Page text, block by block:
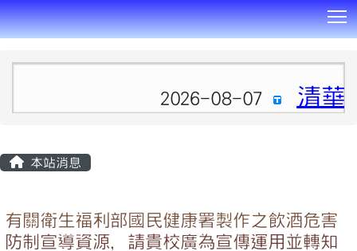
2026-08-07 清華
本站消息
有關衛生福利部國民健康署製作之飲酒危害
防制宣導資源，請貴校廣為宣傳運用並轉知